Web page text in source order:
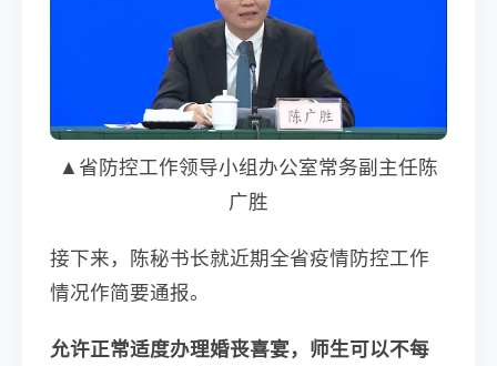
▲省防控工作领导小组办公室常务副主任陈
广胜
接下来，陈秘书长就近期全省疫情防控工作
情况作简要通报。
允许正常适度办理婚丧喜宴，师生可以不每